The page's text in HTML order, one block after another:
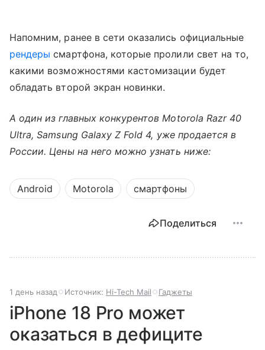
Напомним, ранее в сети оказались официальные
рендеры смартфона, которые пролили свет на то,
какими возможностями кастомизации будет
обладать второй экран новинки.
А один из главных конкурентов Motorola Razr 40
Ultra, Samsung Galaxy Z Fold 4, уже продается в
России. Цены на него можно узнать ниже:
Android Motorola смартфоны
Поделиться
1 день назад Источник: Hi-Tech Mail Гаджеты
iPhone 18 Pro может
оказаться в дефиците